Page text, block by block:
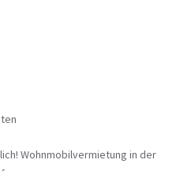
Wohnmobilvermietung in der